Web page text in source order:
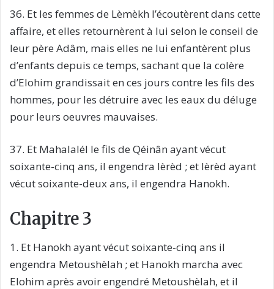
36. Et les femmes de Lèmèkh l’écoutèrent dans cette
affaire, et elles retournèrent à lui selon le conseil de
leur père Adâm, mais elles ne lui enfantèrent plus
d’enfants depuis ce temps, sachant que la colère
d’Elohim grandissait en ces jours contre les fils des
hommes, pour les détruire avec les eaux du déluge
pour leurs oeuvres mauvaises.
37. Et Mahalalél le fils de Qéinân ayant vécut
soixante-cinq ans, il engendra Ièrèd ; et Ièrèd ayant
vécut soixante-deux ans, il engendra Hanokh.
Chapitre 3
1. Et Hanokh ayant vécut soixante-cinq ans il
engendra Metoushèlah ; et Hanokh marcha avec
Elohim après avoir engendré Metoushèlah, et il